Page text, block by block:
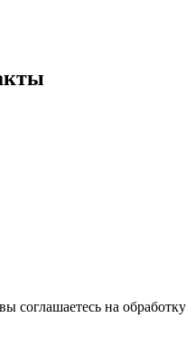
соглашаетесь на обработку